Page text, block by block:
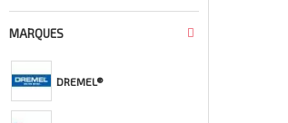
MARQUES
DREMEL®